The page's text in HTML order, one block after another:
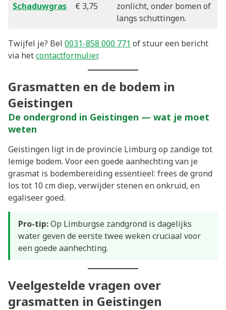
Schaduwgras € 3,75
zonlicht, onder bomen of
langs schuttingen.
Twijfel je? Bel 0031-858 000 771 of stuur een bericht
via hetcontactformulier.
Grasmatten en de bodem in
Geistingen
De ondergrond in Geistingen — wat je moet
weten
Geistingen ligt in de provincie Limburg op zandige tot
lemige bodem. Voor een goede aanhechting van je
grasmat is bodembereiding essentieel: frees de grond
los tot 10 cm diep, verwijder stenen en onkruid, en
egaliseer goed.
Pro-tip:Op Limburgse zandgrond is dagelijks
water geven de eerste twee weken cruciaal voor
een goede aanhechting.
Veelgestelde vragen over
grasmatten in Geistingen